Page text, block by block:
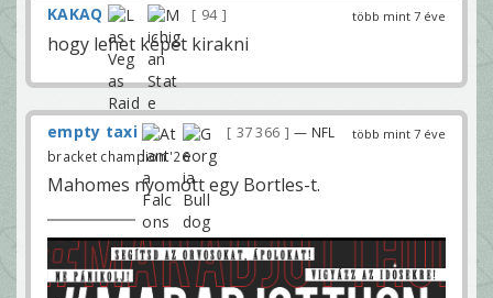
több mint 7 éve
KAKAQ 94
hogy lehet képet kirakni
több mint 7 éve
empty taxi 37 366
— NFL
bracket champion '26
Mahomes nyomott egy Bortles-t.